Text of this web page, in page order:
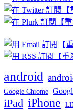
分
類
android
Google Chrome
iPad iPhone